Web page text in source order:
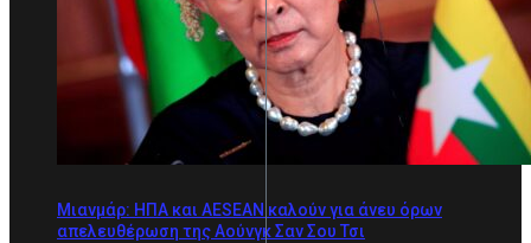
Μιανμάρ: ΗΠΑ και AESEAN καλούν για άνευ όρων
απελευθέρωση της Αούνγκ Σαν Σου Τσι